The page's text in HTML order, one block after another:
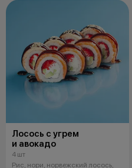
Лосось с угрем
и авокадо
4 шт
Рис, нори, норвежский лосось,